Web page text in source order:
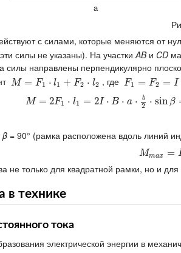
а
с силами, которые меняются от
силы не указаны). На участкиABи CD
направлены перпендикулярно
M = F1 ⋅ l1 + F2 ⋅ l2
M= F1 ⋅l1+ F 2⋅ 2 , где F1 = F2 = I
F1 =F2=I⋅ B⋅l
M = 2F1 ⋅ l1 = 2I ⋅ B ⋅ a ⋅ b
2 ⋅ sin β
M= 2F 1⋅l1= 2 I⋅B ⋅a⋅ b2⋅sinβ = ⋅B ⋅a⋅b ⋅sinβ=I⋅
β = 90° (рамка расположена вдоль линий
Mmax =
Mmax I⋅B ⋅
не только для квадратной рамки, но и
в технике
тока
электрической энергии в